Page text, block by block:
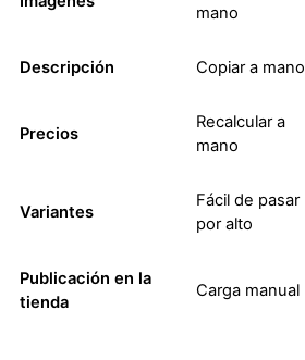
mano
Descripción Copiar a mano
Precios
Recalcular a
mano
Variantes
Fácil de pasar
por alto
Publicación en la
tienda
Carga manual